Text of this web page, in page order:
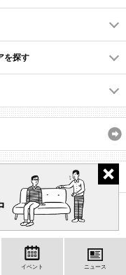
を探す
イベント ニュース
プライバシーポリシー